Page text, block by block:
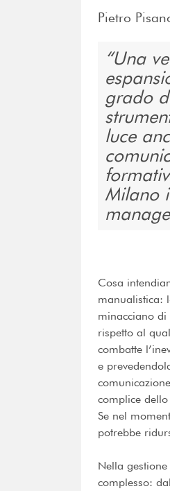
Pietro
Una
grado
luce
Milano
Cosa
manualistica:
minacciano di
rispetto al
combatte
e
complice
Se nel
potrebbe
Nella gestione
complesso: